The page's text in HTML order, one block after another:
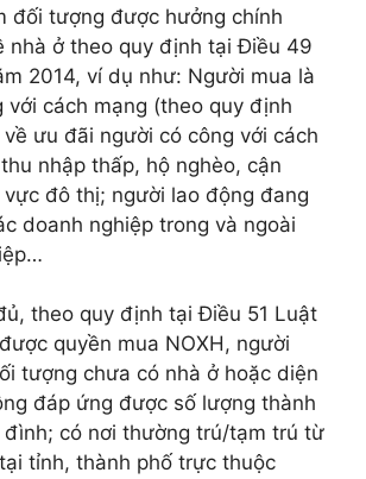
đối tượng được hưởng chính
nhà ở theo quy định tại Điều 49
2014, ví dụ như: Người mua là
với cách mạng (theo quy định
ưu đãi người có công với cách
nhập thấp, hộ nghèo, cận
đô thị; người lao động đang
doanh nghiệp trong và ngoài
theo quy định tại Điều 51 Luật
quyền mua NOXH, người
tượng chưa có nhà ở hoặc diện
đáp ứng được số lượng thành
đình; có nơi thường trú/tạm trú từ
tỉnh, thành phố trực thuộc